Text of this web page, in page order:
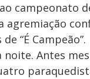
campeonato
agremiação
“É Campeão”.
Antes